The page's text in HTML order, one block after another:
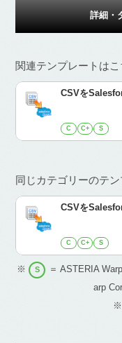
詳細・
関連テンプレートはこ
CSVを
C C+ S
同じカテゴリーのテ
CSVを
C C+ S
※ S ＝ ASTERIA
arp
※